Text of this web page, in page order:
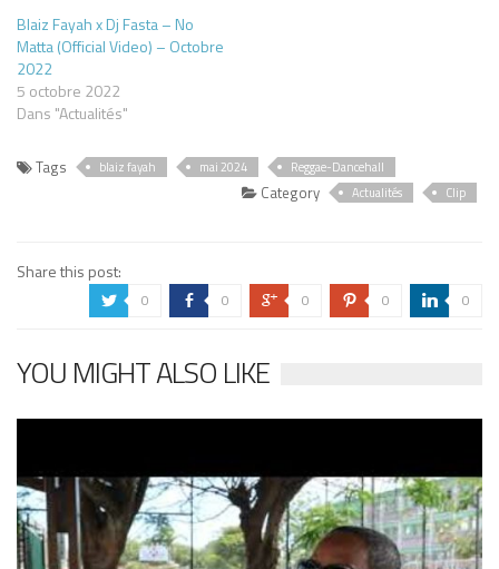
Blaiz Fayah x Dj Fasta – No
Matta (Official Video) – Octobre
2022
5 octobre 2022
Dans "Actualités"
Tags blaiz fayah mai 2024 Reggae-Dancehall
Category Actualités Clip
Share this post:
a 0 b 0 c 0 d 0 j 0
YOU MIGHT ALSO LIKE